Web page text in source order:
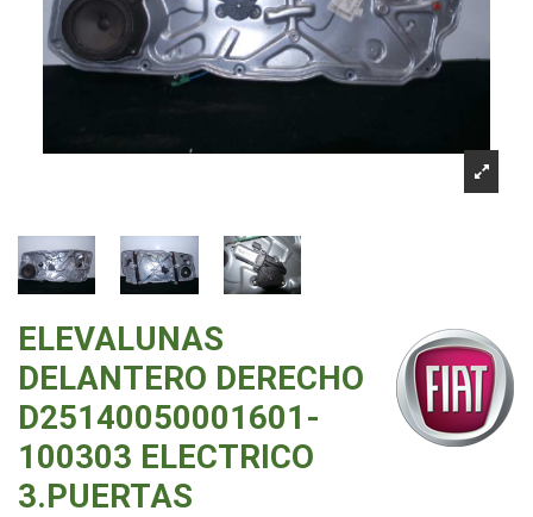
ELEVALUNAS
DELANTERO DERECHO
D25140050001601-
100303 ELECTRICO
3.PUERTAS